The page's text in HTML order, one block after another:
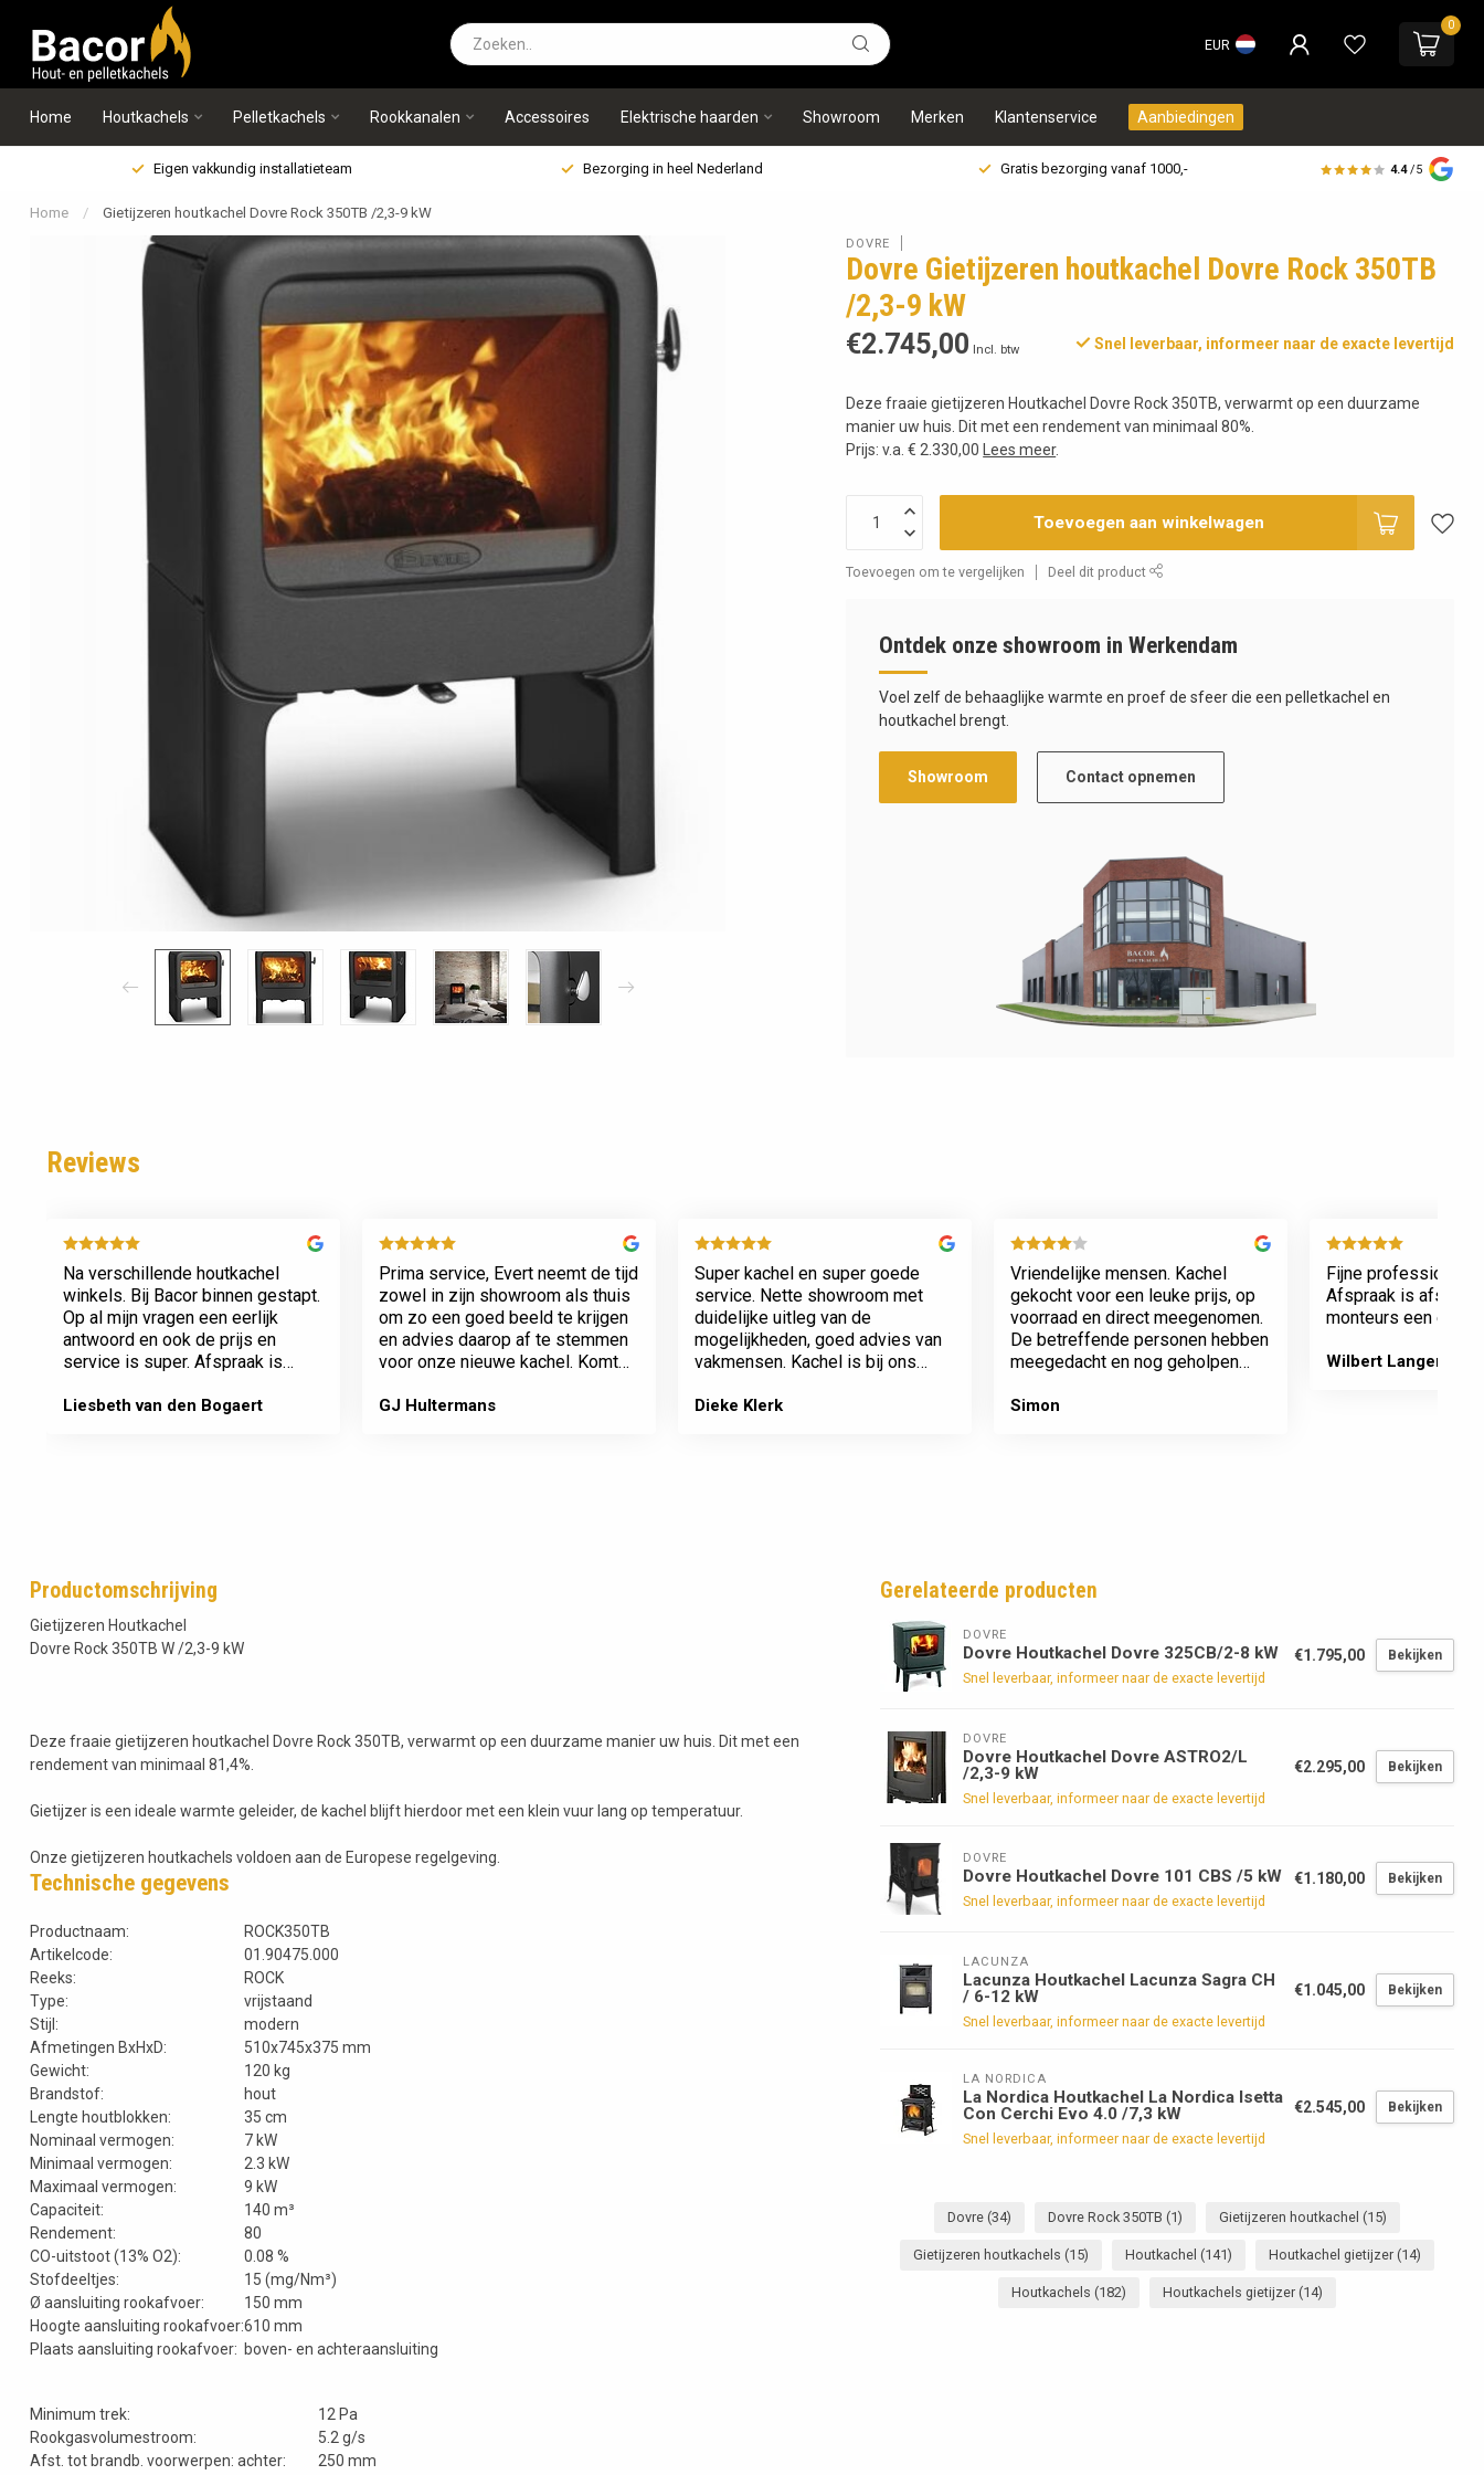
EUR
0
Home Houtkachels Pelletkachels Rookkanalen Accessoires Elektrische haarden Showroom Merken Klantenservice Aanbiedingen
Eigen vakkundig installatieteam Bezorging in heel Nederland Gratis bezorging vanaf 1000,- 4.4 /5
Home / Gietijzeren houtkachel Dovre Rock 350TB /2,3-9 kW
DOVRE
Dovre Gietijzeren houtkachel Dovre Rock 350TB
/2,3-9 kW
€2.745,00 Incl. btw Snel leverbaar, informeer naar de exacte levertijd
Deze fraaie gietijzeren Houtkachel Dovre Rock 350TB, verwarmt op een duurzame
manier uw huis. Dit met een rendement van minimaal 80%.
Prijs: v.a. € 2.330,00
Lees meer.
Toevoegen aan winkelwagen
Toevoegen om te vergelijken Deel dit product
Ontdek onze showroom in Werkendam
Voel zelf de behaaglijke warmte en proef de sfeer die een pelletkachel en
houtkachel brengt.
Showroom Contact opnemen
Reviews
Na verschillende houtkachel
winkels. Bij Bacor binnen gestapt.
Op al mijn vragen een eerlijk
antwoord en ook de prijs en
service is super. Afspraak is
Dank jullie wel! Bacor
Liesbeth van den Bogaert
Prima service, Evert neemt de tijd
zowel in zijn showroom als thuis
om zo een goed beeld te krijgen
en advies daarop af te stemmen
voor onze nieuwe kachel. Komt
GJ Hultermans
Super kachel en super goede
service. Nette showroom met
duidelijke uitleg van de
mogelijkheden, goed advies van
vakmensen. Kachel is bij ons
het rookkanaal. Plaatsing en
Dieke Klerk
Vriendelijke mensen. Kachel
gekocht voor een leuke prijs, op
voorraad en direct meegenomen.
De betreffende personen hebben
meegedacht en nog geholpen
Simon
Fijne professionele
Afspraak is
monteurs een echte
Wilbert Langenberg
Productomschrijving
Gietijzeren Houtkachel
Dovre Rock 350TB W /2,3-9 kW
Deze fraaie gietijzeren houtkachel Dovre Rock 350TB, verwarmt op een duurzame manier uw huis. Dit met een
rendement van minimaal 81,4%.
Gietijzer is een ideale warmte geleider, de kachel blijft hierdoor met een klein vuur lang op temperatuur.
Onze gietijzeren houtkachels voldoen aan de Europese regelgeving.
Technische gegevens
Productnaam:
ROCK350TB
Artikelcode:
01.90475.000
Reeks:
ROCK
Type:
vrijstaand
Stijl:
modern
Afmetingen BxHxD:
510x745x375 mm
Gewicht:
120 kg
Brandstof:
hout
Lengte houtblokken:
35 cm
Nominaal vermogen:
7 kW
Minimaal vermogen:
2.3 kW
Maximaal vermogen:
9 kW
Capaciteit:
140 m³
Rendement:
80
CO-uitstoot (13% O2):
0.08 %
Stofdeeltjes:
15 (mg/Nm³)
Ø aansluiting rookafvoer:
150 mm
Hoogte aansluiting rookafvoer:610 mm
Plaats aansluiting rookafvoer: boven- en achteraansluiting
Minimum trek:
12 Pa
Rookgasvolumestroom:
5.2 g/s
Afst. tot brandb. voorwerpen: achter:
250 mm
Gerelateerde producten
DOVRE
Dovre Houtkachel Dovre 325CB/2-8 kW
Snel leverbaar, informeer naar de exacte levertijd
€1.795,00 Bekijken
DOVRE
Dovre Houtkachel Dovre ASTRO2/L
/2,3-9 kW
Snel leverbaar, informeer naar de exacte levertijd
€2.295,00 Bekijken
DOVRE
Dovre Houtkachel Dovre 101 CBS /5 kW
Snel leverbaar, informeer naar de exacte levertijd
€1.180,00 Bekijken
LACUNZA
Lacunza Houtkachel Lacunza Sagra CH
/ 6-12 kW
Snel leverbaar, informeer naar de exacte levertijd
€1.045,00 Bekijken
LA NORDICA
La Nordica Houtkachel La Nordica Isetta
Con Cerchi Evo 4.0 /7,3 kW
Snel leverbaar, informeer naar de exacte levertijd
€2.545,00 Bekijken
Dovre (34) Dovre Rock 350TB (1) Gietijzeren houtkachel (15)
Gietijzeren houtkachels (15) Houtkachel (141) Houtkachel gietijzer (14)
Houtkachels (182) Houtkachels gietijzer (14)